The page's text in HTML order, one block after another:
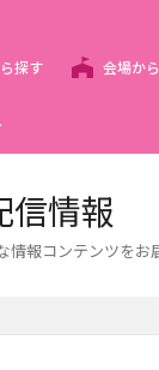
探す 会場か
信情報
報コンテンツをお